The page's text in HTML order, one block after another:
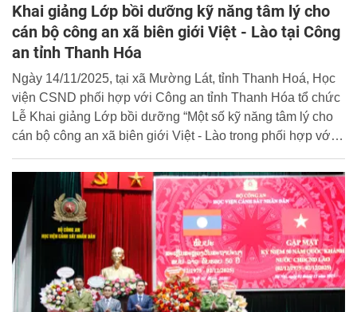
Khai giảng Lớp bồi dưỡng kỹ năng tâm lý cho
cán bộ công an xã biên giới Việt - Lào tại Công
an tỉnh Thanh Hóa
Ngày 14/11/2025, tại xã Mường Lát, tỉnh Thanh Hoá, Học
viện CSND phối hợp với Công an tỉnh Thanh Hóa tổ chức
Lễ Khai giảng Lớp bồi dưỡng “Một số kỹ năng tâm lý cho
cán bộ công an xã biên giới Việt - Lào trong phối hợp với
về ma túy” với sự tham gia của 81 cán bộ chiễn sĩ Công an
các xã biên giới thuộc tỉnh Thanh Hóa.